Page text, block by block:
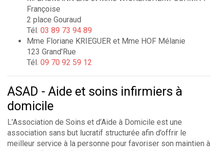
Françoise
2 place Gouraud
Tél. 03 89 73 94 89
Mme Floriane KRIEGUER et Mme HOF Mélanie
123 Grand'Rue
Tél. 09 70 92 59 12
ASAD - Aide et soins infirmiers à
domicile
L’Association de Soins et d’Aide à Domicile est une
association sans but lucratif structurée afin d’offrir le
meilleur service à la personne pour favoriser son maintien à